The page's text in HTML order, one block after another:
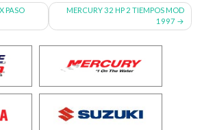
PASO
MERCURY 32 HP 2 TIEMPOS MOD
1997